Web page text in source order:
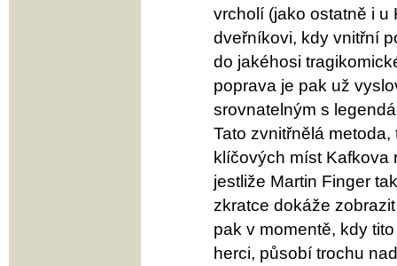
vrcholí (jako ostatně i
dveřníkovi, kdy vnitřní
do jakéhosi
poprava je pak už
srovnatelným s
Tato zvnitřnělá
klíčových míst Kafkova
jestliže Martin Finger
zkratce dokáže
pak v momentě, kdy
herci, působí trochu